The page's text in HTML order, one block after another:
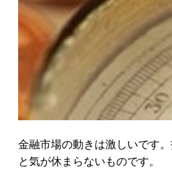
金融市場の動きは激しいです
と気が休まらないものです。